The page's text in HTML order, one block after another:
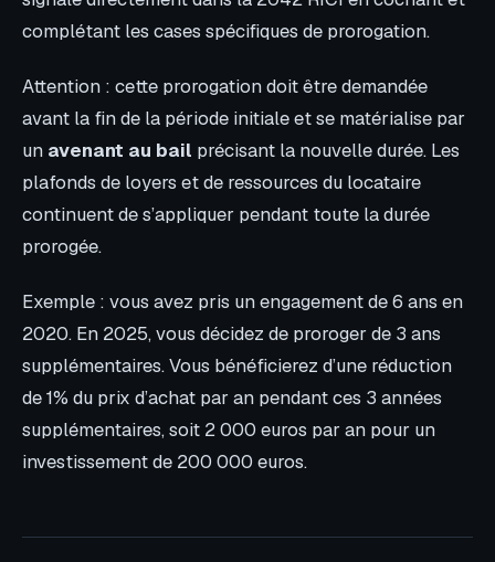
complétant les cases spécifiques de prorogation.
Attention : cette prorogation doit être demandée
avant la fin de la période initiale et se matérialise par
un avenant au bail précisant la nouvelle durée. Les
plafonds de loyers et de ressources du locataire
continuent de s’appliquer pendant toute la durée
prorogée.
Exemple : vous avez pris un engagement de 6 ans en
2020. En 2025, vous décidez de proroger de 3 ans
supplémentaires. Vous bénéficierez d’une réduction
de 1% du prix d’achat par an pendant ces 3 années
supplémentaires, soit 2 000 euros par an pour un
investissement de 200 000 euros.